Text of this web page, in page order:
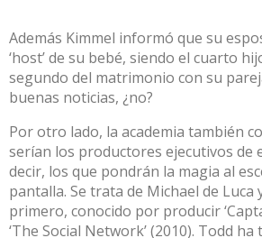
Además Kimmel informó que su
‘host’ de su bebé, siendo el cuarto
segundo del matrimonio con su
buenas noticias, ¿no?
Por otro lado, la academia también
serían los productores ejecutivos de
decir, los que pondrán la magia al
pantalla. Se trata de Michael de Luca
primero, conocido por producir
‘The Social Network’ (2010). Todd